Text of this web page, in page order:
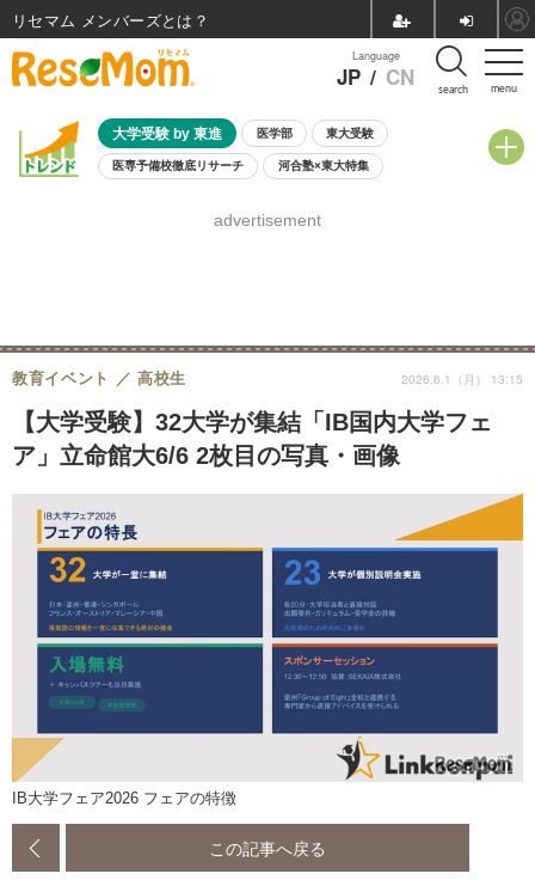
menu
Language
JP / CN search
大学受験 by 東進 医学部 東大受験
医専予備校徹底リサーチ 河合塾×東大特集
8月開催学校説明会・相談会
advertisement
【大学受験】32大学が集結「IB国内大学フェ
ア」立命館大6/6 2枚目の写真・画像
教育イベント 高校生 2026.6.1（月） 13:15
IB大学フェア2026 フェアの特徴
この記事へ戻る
リセマム メンバーズ